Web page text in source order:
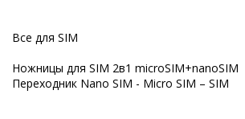
Все для SIM
Ножницы для SIM 2в1 microSIM+nanoSIM
Переходник Nano SIM - Micro SIM – SIM